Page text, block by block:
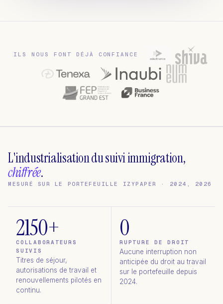
ILS NOUS FONT DÉJÀ CONFIANCE
L'industrialisation du suivi immigration,
chiffrée.
MESURÉ SUR LE PORTEFEUILLE IZYPAPER · 2024, 2026
2150+
COLLABORATEURS
SUIVIS
Titres de séjour,
autorisations de travail et
renouvellements pilotés en
continu.
0
RUPTURE DE DROIT
Aucune interruption non
anticipée du droit au travail
sur le portefeuille depuis
2024.